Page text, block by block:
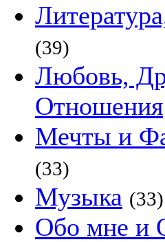
(39)
Любовь,
Отношения
Мечты и
(33)
Музыка (33)
Обо мне и